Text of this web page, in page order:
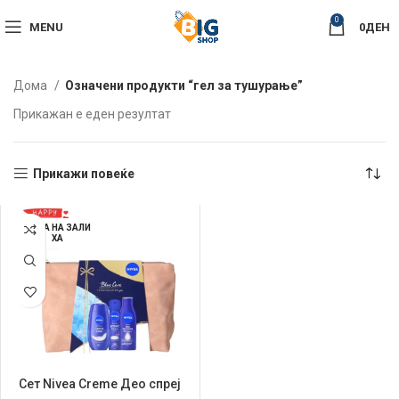
MENU
0
0ДЕН
Дома
Означени продукти “гел за тушурање”
Прикажан е еден резултат
Прикажи повеќе
НЕМА НА ЗАЛИ
ХА
Сет Nivea Creme Део спреј